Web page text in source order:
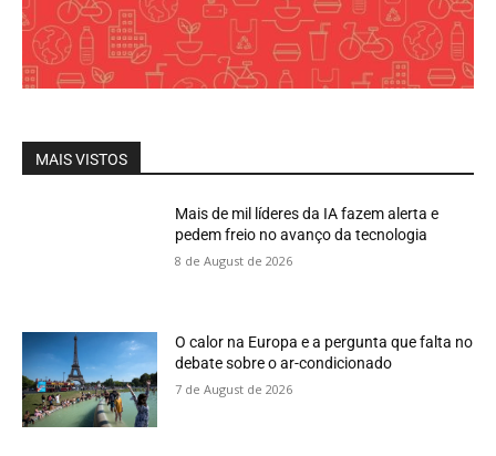
MAIS VISTOS
Mais de mil líderes da IA fazem alerta e
pedem freio no avanço da tecnologia
8 de August de 2026
O calor na Europa e a pergunta que falta no
debate sobre o ar-condicionado
7 de August de 2026